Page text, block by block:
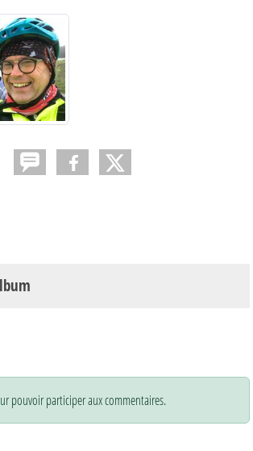
pouvoir participer aux commentaires.